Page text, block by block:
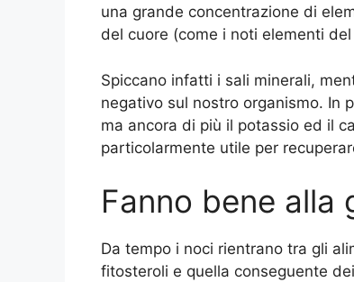
una grande concentrazione di
del cuore (come i noti elementi
Spiccano infatti i sali minerali,
negativo sul nostro organismo. In
ma ancora di più il potassio ed il
particolarmente utile per
Fanno bene alla
Da tempo i noci rientrano tra gli
fitosteroli e quella conseguente